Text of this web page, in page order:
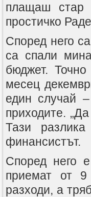
плащаш стар
простичко
Според него
са спали
бюджет. Точно
месец
един случай
приходите.
Тази
финансистът.
Според него
приемат от
разходи, а